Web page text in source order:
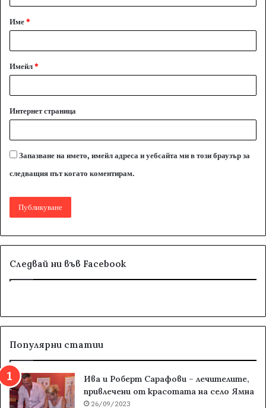
а
р
Име*
Имейл*
Интернет страница
Запазване на името, имейл адреса и уебсайта ми в този браузър за
следващия път когато коментирам.
Следвай ни във Facebook
Популярни статии
Ива и Роберт Сарафови – лечителите,
привлечени от красотата на село Ямна
26/09/2023